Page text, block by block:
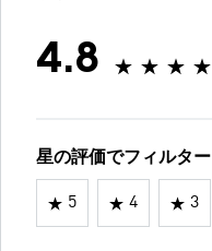
4.8
星の評価でフィルター
5 4 3